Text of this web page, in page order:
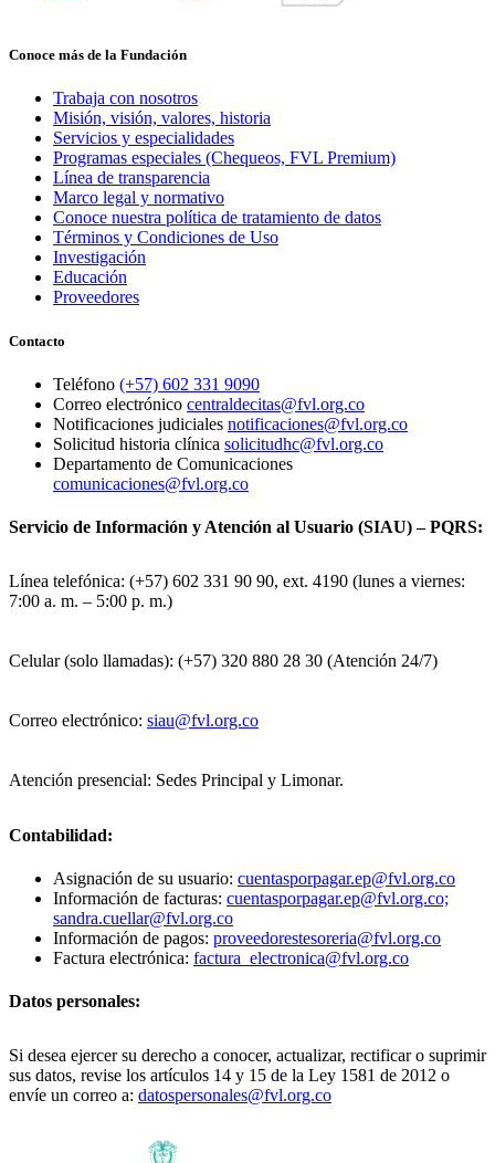
Conoce más de la Fundación
Trabaja con nosotros
Misión, visión, valores, historia
Servicios y especialidades
Programas especiales (Chequeos, FVL Premium)
Línea de transparencia
Marco legal y normativo
Conoce nuestra política de tratamiento de datos
Términos y Condiciones de Uso
Investigación
Educación
Proveedores
Contacto
Teléfono (+57) 602 331 9090
Correo electrónico centraldecitas@fvl.org.co
Notificaciones judiciales notificaciones@fvl.org.co
Solicitud historia clínica solicitudhc@fvl.org.co
Departamento de Comunicaciones
comunicaciones@fvl.org.co
Servicio de Información y Atención al Usuario (SIAU) – PQRS:
Línea telefónica: (+57) 602 331 90 90, ext. 4190 (lunes a viernes:
7:00 a. m. – 5:00 p. m.)
Celular (solo llamadas): (+57) 320 880 28 30 (Atención 24/7)
Correo electrónico: siau@fvl.org.co
Atención presencial: Sedes Principal y Limonar.
Contabilidad:
Asignación de su usuario: cuentasporpagar.ep@fvl.org.co
Información de facturas: cuentasporpagar.ep@fvl.org.co;
sandra.cuellar@fvl.org.co
Información de pagos: proveedorestesoreria@fvl.org.co
Factura electrónica: factura_electronica@fvl.org.co
Datos personales:
Si desea ejercer su derecho a conocer, actualizar, rectificar o suprimir
sus datos, revise los artículos 14 y 15 de la Ley 1581 de 2012 o
envíe un correo a: datospersonales@fvl.org.co